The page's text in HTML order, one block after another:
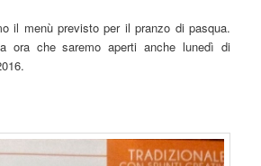
il menù previsto per il pranzo di pasqua.
ora che saremo aperti anche lunedì di